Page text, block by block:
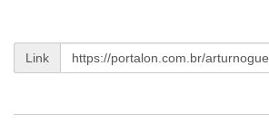
Link